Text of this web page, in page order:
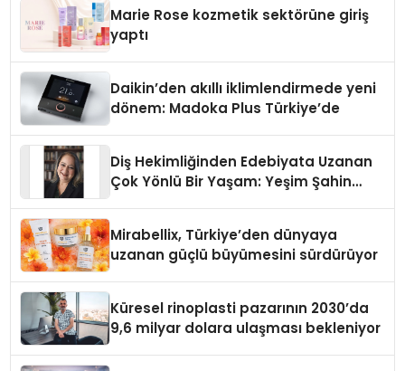
Marie Rose kozmetik sektörüne giriş
yaptı
Daikin’den akıllı iklimlendirmede yeni
dönem: Madoka Plus Türkiye’de
Diş Hekimliğinden Edebiyata Uzanan
Çok Yönlü Bir Yaşam: Yeşim Şahin
Mirabellix, Türkiye’den dünyaya
uzanan güçlü büyümesini sürdürüyor
Küresel rinoplasti pazarının 2030’da
9,6 milyar dolara ulaşması bekleniyor